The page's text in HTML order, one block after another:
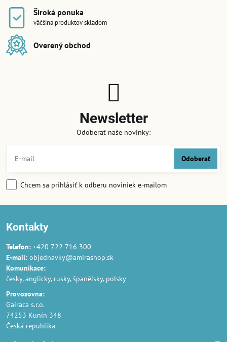
Široká ponuka
väčšina produktov skladom
Overený obchod
Newsletter
Odoberať naše novinky:
Odoberať
Chcem sa prihlásiť k odberu noviniek e-mailom
Kontakty
Telefon: +420 722 716 300
E-mail: objednavky@amirashop.sk
Komunikace:
česky, anglicky, rusky, španělsky, polsky
Provozovna:
Gairaca s.r.o.
74253 Kunín 348
Česká republika